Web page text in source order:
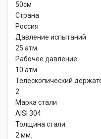
50см
Страна
Россия
Давление испытаний
25 атм.
Рабочее давление
10 атм.
Телескопический
2
Марка стали
AISI 304
Толщина стали
2 мм.